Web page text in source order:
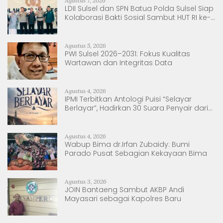
LDII Sulsel dan SPN Batua Polda Sulsel Siap
Kolaborasi Bakti Sosial Sambut HUT RI ke-
Agustus 5, 2026
PWI Sulsel 2026–2031: Fokus Kualitas
Wartawan dan Integritas Data
Agustus 4, 2026
IPMI Terbitkan Antologi Puisi “Selayar
Berlayar”, Hadirkan 30 Suara Penyair dari
Agustus 4, 2026
Wabup Bima dr.Irfan Zubaidy: Bumi
Parado Pusat Sebagian Kekayaan Bima
Agustus 3, 2026
JOIN Bantaeng Sambut AKBP Andi
Mayasari sebagai Kapolres Baru